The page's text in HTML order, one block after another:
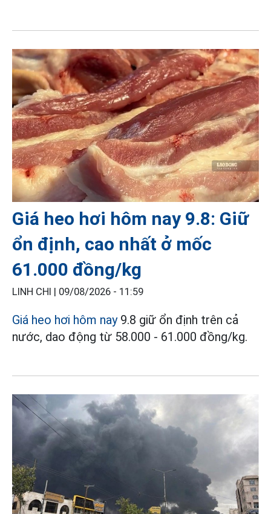
Giá heo hơi hôm nay 9.8: Giữ
ổn định, cao nhất ở mốc
61.000 đồng/kg
LINH CHI | 09/08/2026 - 11:59
Giá heo hơi hôm nay9.8 giữ ổn định trên cả
nước, dao động từ 58.000 - 61.000 đồng/kg.